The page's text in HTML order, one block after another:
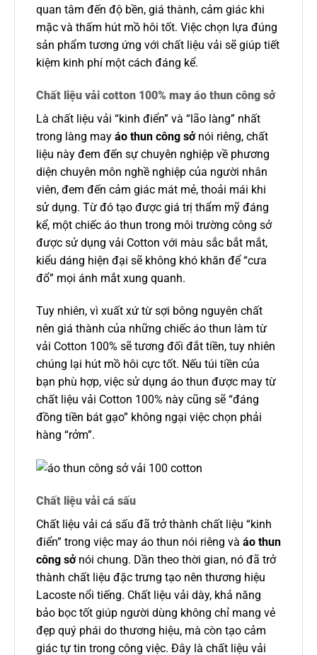
quan tâm đến độ bền, giá thành, cảm giác khi
mặc và thấm hút mồ hôi tốt. Việc chọn lựa đúng
sản phẩm tương ứng với chất liệu vải sẽ giúp tiết
kiệm kinh phí một cách đáng kể.
Chất liệu vải cotton 100% may áo thun công sở
Là chất liệu vải “kinh điển” và “lão làng” nhất
trong làng may áo thun công sởnói riêng, chất
liệu này đem đến sự chuyên nghiệp về phương
diện chuyên môn nghề nghiệp của người nhân
viên, đem đến cảm giác mát mẻ, thoải mái khi
sử dụng. Từ đó tạo được giá trị thẩm mỹ đáng
kể, một chiếc áo thun trong môi trường công sở
được sử dụng vải Cotton với màu sắc bắt mắt,
kiểu dáng hiện đại sẽ không khó khăn để “cưa
đổ” mọi ánh mắt xung quanh.
Tuy nhiên, vì xuất xứ từ sợi bông nguyên chất
nên giá thành của những chiếc áo thun làm từ
vải Cotton 100% sẽ tương đối đắt tiền, tuy nhiên
chúng lại hút mồ hôi cực tốt. Nếu túi tiền của
bạn phù hợp, việc sử dụng áo thun được may từ
chất liệu vải Cotton 100% này cũng sẽ “đáng
đồng tiền bát gạo” không ngại việc chọn phải
hàng “rởm”.
Chất liệu vải cá sấu
Chất liệu vải cá sấu đã trở thành chất liệu “kinh
điển” trong việc may áo thun nói riêng và áo thun
công sởnói chung. Dần theo thời gian, nó đã trở
thành chất liệu đặc trưng tạo nên thương hiệu
Lacoste nổi tiếng. Chất liệu vải dày, khả năng
bảo bọc tốt giúp người dùng không chỉ mang vẻ
đẹp quý phái do thương hiệu, mà còn tạo cảm
giác tự tin trong công việc. Đây là chất liệu vải